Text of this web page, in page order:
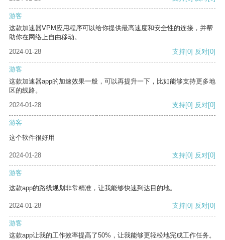
游客
这款加速器VPM应用程序可以给你提供最高速度和安全性的连接，并帮
助你在网络上自由移动。
2024-01-28
支持[0] 反对[0]
游客
这款加速器app的加速效果一般，可以再提升一下，比如能够支持更多地
区的线路。
2024-01-28
支持[0] 反对[0]
游客
这个软件很好用
2024-01-28 支持[0] 反对[0]
游客
这款app的路线规划非常精准，让我能够快速到达目的地。
2024-01-28 支持[0] 反对[0]
游客
这款app让我的工作效率提高了50%，让我能够更轻松地完成工作任务。